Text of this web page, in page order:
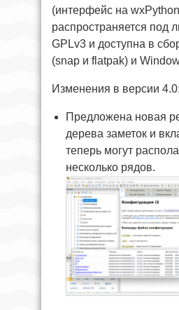
(интерфейс на
распространяется под
GPLv3 и доступна в
(snap и flatpak) и
Изменения в версии 4.0:
Предложена новая
дерева заметок и
теперь могут
несколько рядов.